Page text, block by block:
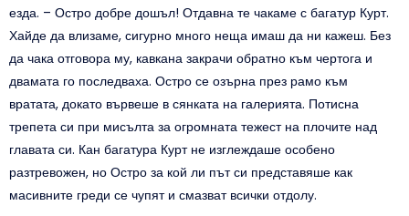
езда. – Остро добре дошъл! Отдавна те чакаме с багатур Курт.
Хайде да влизаме, сигурно много неща имаш да ни кажеш. Без
да чака отговора му, кавкана закрачи обратно към чертога и
двамата го последваха. Остро се озърна през рамо към
вратата, докато вървеше в сянката на галерията. Потисна
трепета си при мисълта за огромната тежест на плочите над
главата си. Кан багатура Курт не изглеждаше особено
разтревожен, но Остро за кой ли път си представяше как
масивните греди се чупят и смазват всички отдолу.